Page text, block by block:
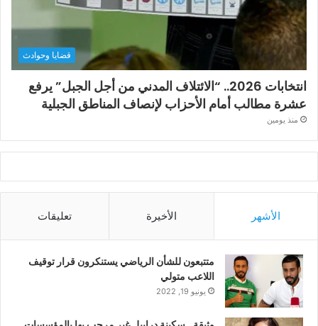
قضايا وحوادث
انتخابات 2026.. “الائتلاف المدني من أجل الجبل” يرفع
عشرة مطالب أمام الأحزاب لإنصاف المناطق الجبلية
منذ يومين
الأشهر الأخيرة تعليقات
متتبعون للشأن الرياضي يستنكرون قرار توقيف
اللاعب متولي
يونيو 19, 2022